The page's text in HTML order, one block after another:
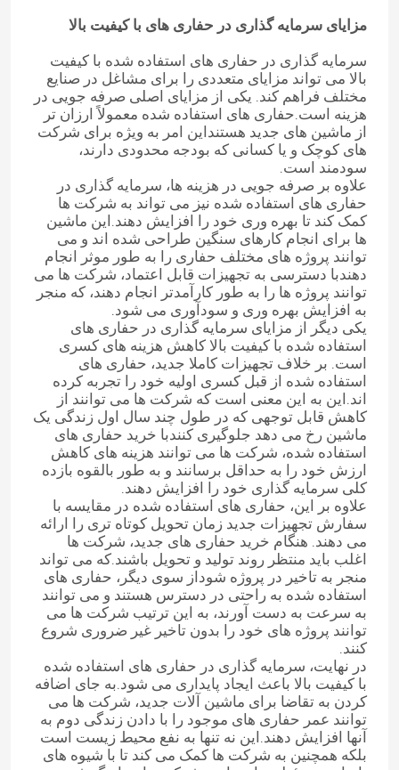
خانه
محصولات
دربارهی ما
کارخانه تور
کنترل کیفیت
تماس با ما
درخواست نقل قول
موتور DEUTZ
موتور ولوو
موتور کامینز
مزایای سرمایه گذاری در حفاری های با کیفیت بالا
سرمایه گذاری در حفاری های استفاده شده با کیفیت
بالا می تواند مزایای متعددی را برای مشاغل در صنایع
مختلف فراهم کند. یکی از مزایای اصلی صرفه جویی در
هزینه است.حفاری های استفاده شده معمولاً ارزان تر
از ماشین های جدید هستنداین امر به ویژه برای شرکت
های کوچک و یا کسانی که بودجه محدودی دارند،
سودمند است.
علاوه بر صرفه جویی در هزینه ها، سرمایه گذاری در
حفاری های استفاده شده نیز می تواند به شرکت ها
کمک کند تا بهره وری خود را افزایش دهند.این ماشین
ها برای انجام کارهای سنگین طراحی شده اند و می
توانند پروژه های مختلف حفاری را به طور موثر انجام
دهندبا دسترسی به تجهیزات قابل اعتماد، شرکت ها می
توانند پروژه ها را به طور کارآمدتر انجام دهند، که منجر
به افزایش بهره وری و سودآوری می شود.
یکی دیگر از مزایای سرمایه گذاری در حفاری های
استفاده شده با کیفیت بالا کاهش هزینه های کسری
است. بر خلاف تجهیزات کاملا جدید، حفاری های
استفاده شده از قبل کسری اولیه خود را تجربه کرده
اند.این به این معنی است که شرکت ها می توانند از
کاهش قابل توجهی که در طول چند سال اول زندگی یک
ماشین رخ می دهد جلوگیری کنندبا خرید حفاری های
استفاده شده، شرکت ها می توانند هزینه های کاهش
ارزش خود را به حداقل برسانند و به طور بالقوه بازده
کلی سرمایه گذاری خود را افزایش دهند.
علاوه بر این، حفاری های استفاده شده در مقایسه با
سفارش تجهیزات جدید زمان تحویل کوتاه تری را ارائه
می دهند. هنگام خرید حفاری های جدید، شرکت ها
اغلب باید منتظر روند تولید و تحویل باشند.که می تواند
منجر به تاخیر در پروژه شوداز سوی دیگر، حفاری های
استفاده شده به راحتی در دسترس هستند و می توانند
به سرعت به دست آورند، به این ترتیب شرکت ها می
توانند پروژه های خود را بدون تاخیر غیر ضروری شروع
کنند.
در نهایت، سرمایه گذاری در حفاری های استفاده شده
با کیفیت بالا باعث ایجاد پایداری می شود.به جای اضافه
کردن به تقاضا برای ماشین آلات جدید، شرکت ها می
توانند عمر حفاری های موجود را با دادن زندگی دوم به
آنها افزایش دهند.این نه تنها به نفع محیط زیست است
بلکه همچنین به شرکت ها کمک می کند تا با شیوه های